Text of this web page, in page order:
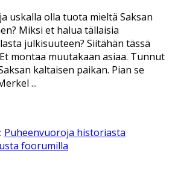
uskalla olla tuota mieltä Saksan
Miksi et halua tällaisia
julkisuuteen? Siitähän tässä
montaa muutakaan asiaa. Tunnut
kaltaisen paikan. Pian se
...
Puheenvuoroja historiasta
foorumilla